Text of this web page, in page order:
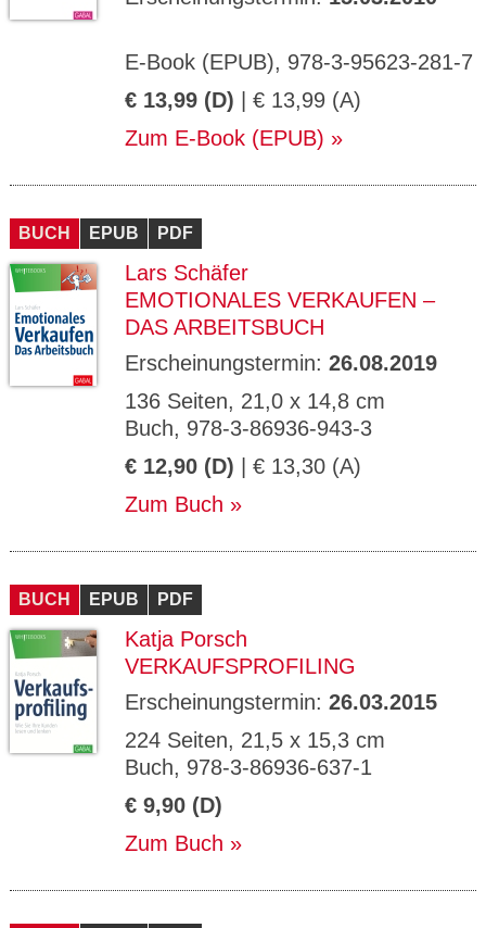
E-Book (EPUB), 978-3-95623-281-7
€ 13,99 (D) | € 13,99 (A)
Zum E-Book (EPUB)
BUCH EPUB PDF
Lars Schäfer
EMOTIONALES VERKAUFEN –
DAS ARBEITSBUCH
Erscheinungstermin: 26.08.2019
136 Seiten, 21,0 x 14,8 cm
Buch, 978-3-86936-943-3
€ 12,90 (D) | € 13,30 (A)
Zum Buch
BUCH EPUB PDF
Katja Porsch
VERKAUFSPROFILING
Erscheinungstermin: 26.03.2015
224 Seiten, 21,5 x 15,3 cm
Buch, 978-3-86936-637-1
€ 9,90 (D)
Zum Buch